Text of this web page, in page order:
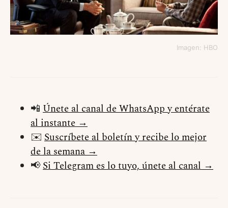
Imagen: HBO
📲 Únete al canal de WhatsApp y entérate
al instante →
✉️ Suscríbete al boletín y recibe lo mejor
de la semana →
📢Si Telegram es lo tuyo, únete al canal →